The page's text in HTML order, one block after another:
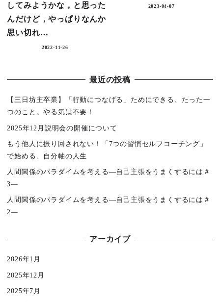
してみようかな，と思った
んだけど，やっぱりなんか
思い切れ…
2022-11-26
2023-04-07
最近の投稿
【三日坊主卒業】「行動につなげる」ためにできる、たった一
つのこと。やる気は不要！
2025年12月説明会の開催について
もう他人に振り回されない！「7つの習慣セルフコーチング」
で始める、自分軸の人生
人間関係のパラダイムを考える―自己主張をうまくするには＃
3―
人間関係のパラダイムを考える―自己主張をうまくするには＃
2―
アーカイブ
2026年1月
2025年12月
2025年7月